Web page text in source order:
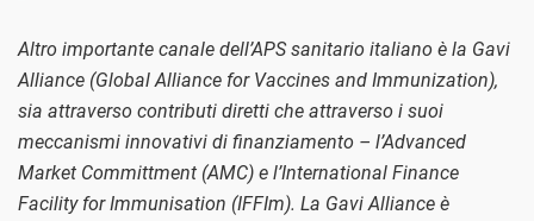
Altro importante canale dell’APS sanitario italiano è la Gavi
Alliance (Global Alliance for Vaccines and Immunization),
sia attraverso contributi diretti che attraverso i suoi
meccanismi innovativi di finanziamento – l’Advanced
Market Committment (AMC) e l’International Finance
Facility for Immunisation (IFFIm). La Gavi Alliance è